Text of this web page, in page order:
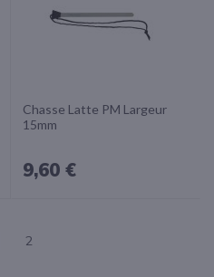
Chasse Latte PM Largeur
15mm
9,60 €
Page
2